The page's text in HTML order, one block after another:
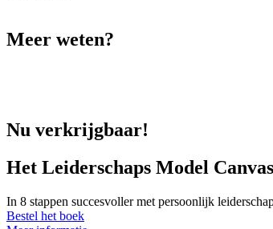
Meer weten?
Nu verkrijgbaar!
Het Leiderschaps Model Canvas
In 8 stappen succesvoller met persoonlijk
Bestel het boek